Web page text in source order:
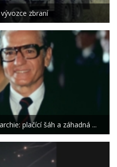
zbraní
plačící šáh a záhadná ...